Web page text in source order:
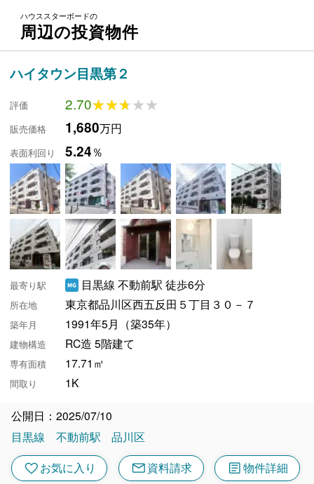
ハウススターボードの
周辺の投資物件
ハイタウン目黒第２
評価 2.70★★★★★
★★★★★
販売価格 1,680万円
表面利回り 5.24％
最寄り駅 目黒線 不動前駅 徒歩6分
所在地 東京都品川区西五反田５丁目３０－７
築年月 1991年5月（築35年）
建物構造 RC造 5階建て
専有面積 17.71㎡
間取り 1K
公開日：2025/07/10
目黒線
不動前駅 品川区
favoriteお気に入り mail資料請求 article物件詳細